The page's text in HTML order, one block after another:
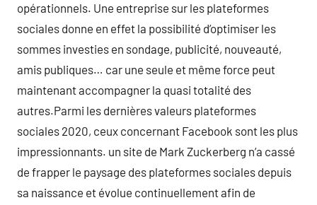
opérationnels. Une entreprise sur les plateformes
sociales donne en effet la possibilité d’optimiser les
sommes investies en sondage, publicité, nouveauté,
amis publiques… car une seule et même force peut
maintenant accompagner la quasi totalité des
autres.Parmi les dernières valeurs plateformes
sociales 2020, ceux concernant Facebook sont les plus
impressionnants. un site de Mark Zuckerberg n’a cassé
de frapper le paysage des plateformes sociales depuis
sa naissance et évolue continuellement afin de